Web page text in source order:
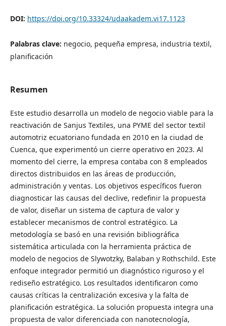
DOI: https://doi.org/10.33324/udaakadem.vi17.1123
Palabras clave: negocio, pequeña empresa, industria textil,
planificación
Resumen
Este estudio desarrolla un modelo de negocio viable para la
reactivación de Sanjus Textiles, una PYME del sector textil
automotriz ecuatoriano fundada en 2010 en la ciudad de
Cuenca, que experimentó un cierre operativo en 2023. Al
momento del cierre, la empresa contaba con 8 empleados
directos distribuidos en las áreas de producción,
administración y ventas. Los objetivos específicos fueron
diagnosticar las causas del declive, redefinir la propuesta
de valor, diseñar un sistema de captura de valor y
establecer mecanismos de control estratégico. La
metodología se basó en una revisión bibliográfica
sistemática articulada con la herramienta práctica de
modelo de negocios de Slywotzky, Balaban y Rothschild. Este
enfoque integrador permitió un diagnóstico riguroso y el
rediseño estratégico. Los resultados identificaron como
causas críticas la centralización excesiva y la falta de
planificación estratégica. La solución propuesta integra una
propuesta de valor diferenciada con nanotecnología,